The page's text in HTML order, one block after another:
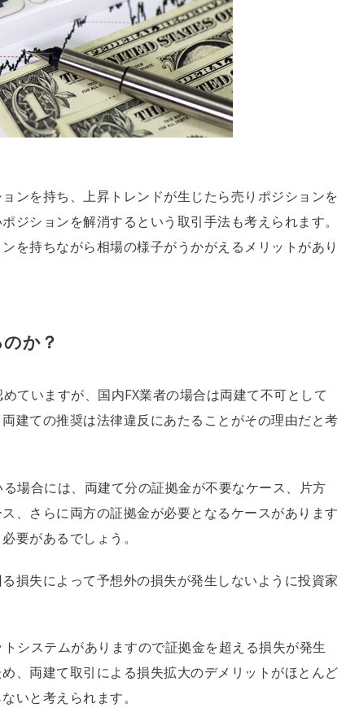
ンを持ち、上昇トレンドが生じたら売りポジションを
ジションを解消するという取引手法も考えられます。
を持ちながら相場の様子がうかがえるメリットがあり
か？
ていますが、国内FX業者の場合は両建て不可として
建ての推奨は法律違反にあたることがその理由だと考
場合には、両建て分の証拠金が不要なケース、片方
、さらに両方の証拠金が必要となるケースがあります
要があるでしょう。
損失によって予想外の損失が発生しないように投資家
システムがありますので証拠金を超える損失が発生
、両建て取引による損失拡大のデメリットがほとんど
いと考えられます。